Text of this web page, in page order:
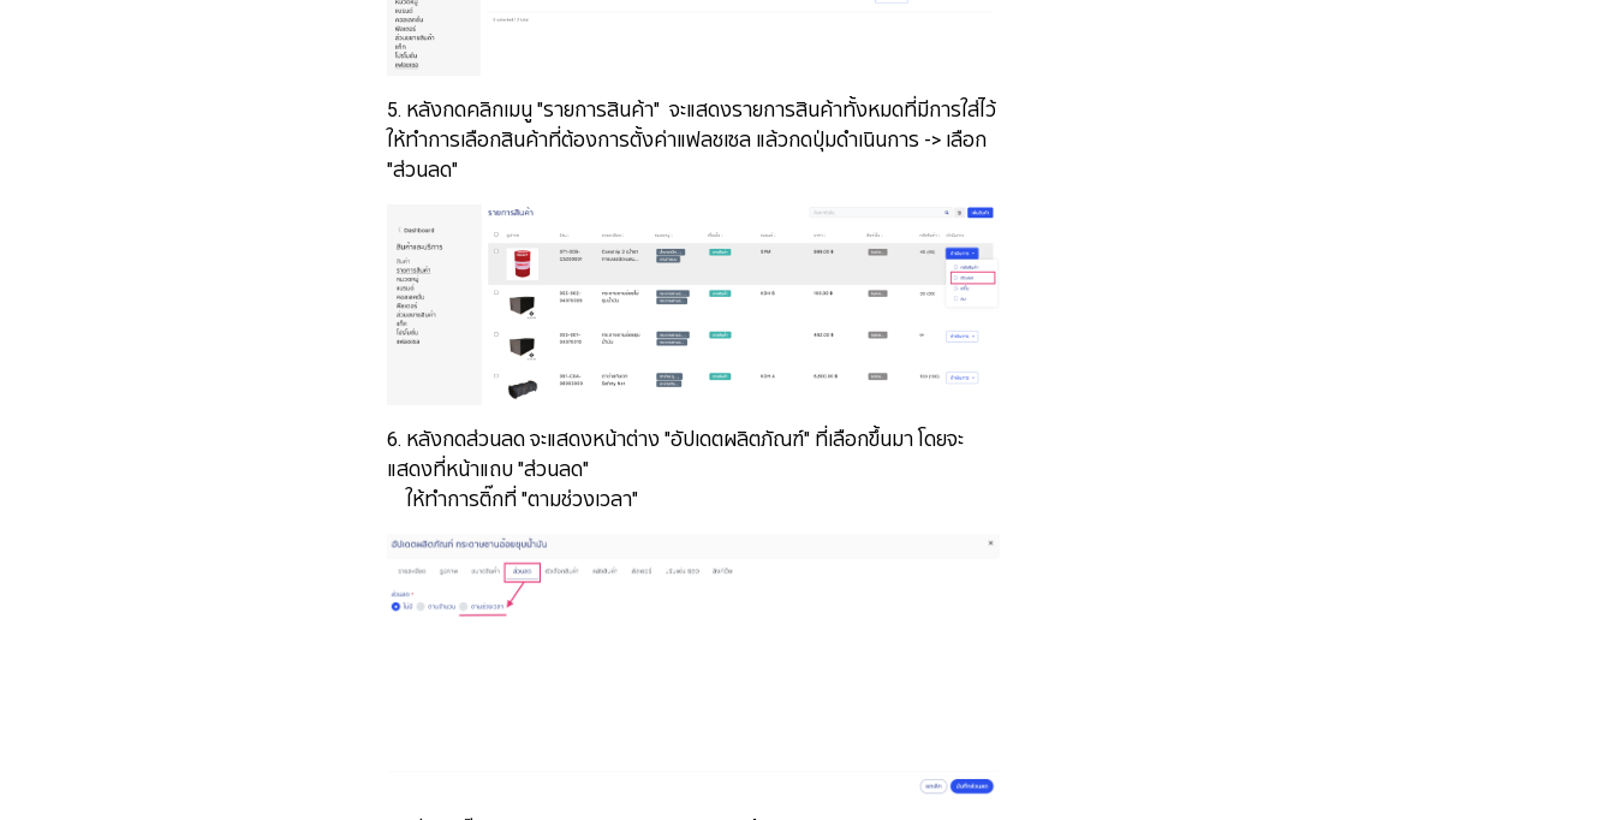
5. หลังกดคลิกเมนู "รายการสินค้า" จะแสดงรายการสินค้าทั้งหมดที่มีการใส่ไว้
ให้ทำการเลือกสินค้าที่ต้องการตั้งค่าแฟลชเซล แล้วกดปุ่มดำเนินการ -> เลือก
"ส่วนลด"
6. หลังกดส่วนลด จะแสดงหน้าต่าง "อัปเดตผลิตภัณฑ์" ที่เลือกขึ้นมา โดยจะ
แสดงที่หน้าแถบ "ส่วนลด"
ให้ทำการติ๊กที่ "ตามช่วงเวลา"